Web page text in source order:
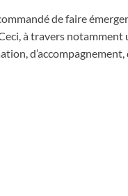
de faire
à travers